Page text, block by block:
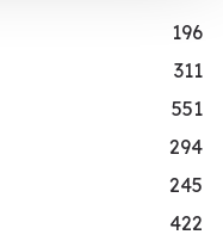
196
311
551
294
245
422